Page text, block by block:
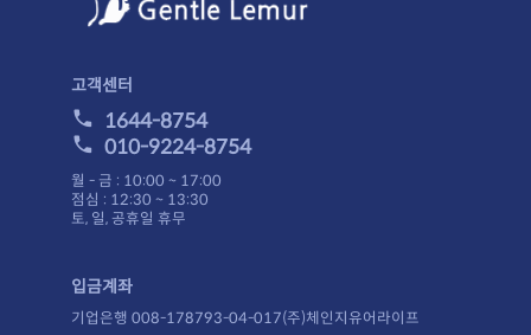
고객센터
1644-8754
010-9224-8754
월 - 금 : 10:00 ~ 17:00
점심 : 12:30 ~ 13:30
토, 일, 공휴일 휴무
입금계좌
기업은행 008-178793-04-017(주)체인지유어라이프